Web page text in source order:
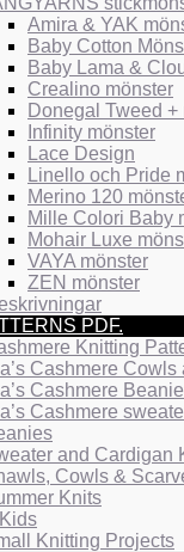
Amira & YAK
Baby Cotton
Baby Lama &
Crealino mönster
Donegal Tweed +
Infinity mönster
Lace Design
Linello och Pride
Merino 120
Mille Colori Baby
Mohair Luxe
VAYA mönster
ZEN mönster
PDF.
Knitting
Cashmere
Cashmere
Cashmere
and Cardigan
Cowls &
Knits
Knitting Projects